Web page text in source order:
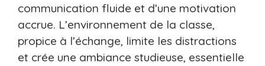
communication fluide et d’une motivation
accrue. L’environnement de la classe,
propice à l’échange, limite les distractions
et crée une ambiance studieuse, essentielle